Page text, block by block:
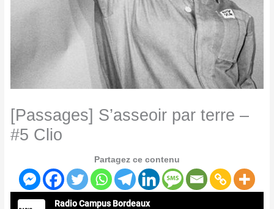
[Passages] S’asseoir par terre –
#5 Clio
Partagez ce contenu
Radio Campus Bordeaux